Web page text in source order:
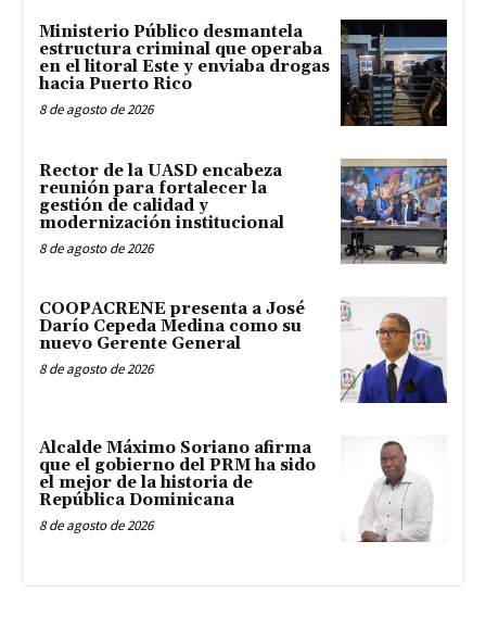
Ministerio Público desmantela
estructura criminal que operaba
en el litoral Este y enviaba drogas
hacia Puerto Rico
8 de agosto de 2026
Rector de la UASD encabeza
reunión para fortalecer la
gestión de calidad y
modernización institucional
8 de agosto de 2026
COOPACRENE presenta a José
Darío Cepeda Medina como su
nuevo Gerente General
8 de agosto de 2026
Alcalde Máximo Soriano afirma
que el gobierno del PRM ha sido
el mejor de la historia de
República Dominicana
8 de agosto de 2026